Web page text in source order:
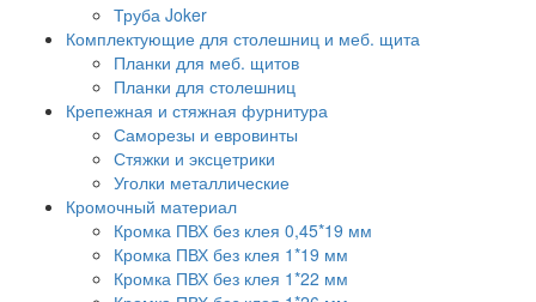
Труба Joker
Комплектующие для столешниц и меб. щита
Планки для меб. щитов
Планки для столешниц
Крепежная и стяжная фурнитура
Саморезы и евровинты
Стяжки и эксцетрики
Уголки металлические
Кромочный материал
Кромка ПВХ без клея 0,45*19 мм
Кромка ПВХ без клея 1*19 мм
Кромка ПВХ без клея 1*22 мм